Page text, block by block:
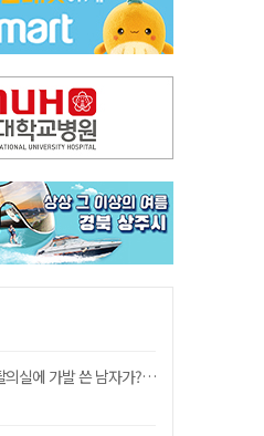
받고 논 내 준' 도지농 이제 어쩌나?
의실에 가발 쓴 남자가?…